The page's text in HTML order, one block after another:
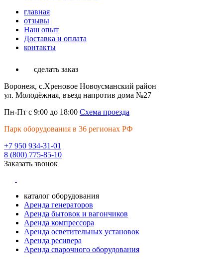
главная
отзывы
Наш опыт
Доставка и оплата
контакты
сделать заказ
Воронеж, с.Хреновое Новоусманский район
ул. Молодёжная, въезд напротив дома №27
Пн-Пт с 9:00 до 18:00 Схема проезда
Парк оборудования в 36 регионах РФ
+7 950 934-31-01
8 (800) 775-85-10
Заказать звонок
каталог оборудования
Аренда генераторов
Аренда бытовок и вагончиков
Аренда компрессора
Аренда осветительных установок
Аренда ресивера
Аренда сварочного оборудования